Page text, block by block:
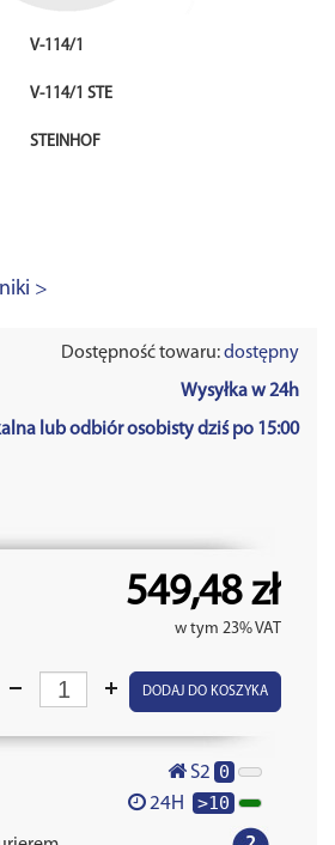
V-114/1
V-114/1 STE
STEINHOF
>
Dostępność towaru:dostępny
Wysyłka w 24h
lub odbiór osobisty dziś po 15:00
549,48 zł
w tym 23% VAT
DODAJ DO KOSZYKA
S2 0
24H >10